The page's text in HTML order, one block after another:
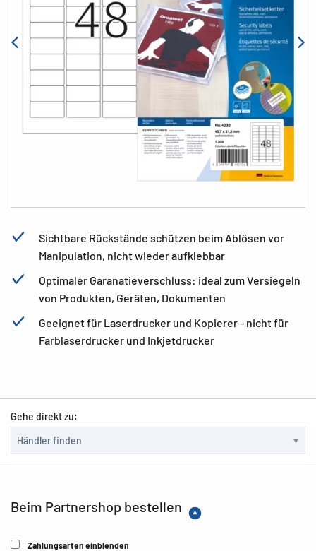
Sichtbare Rückstände schützen beim Ablösen vor
Manipulation, nicht wieder aufklebbar
Optimaler Garanatieverschluss: ideal zum Versiegeln
von Produkten, Geräten, Dokumenten
Geeignet für Laserdrucker und Kopierer - nicht für
Farblaserdrucker und Inkjetdrucker
Gehe direkt zu:
Beim Partnershop bestellen
Zahlungsarten einblenden